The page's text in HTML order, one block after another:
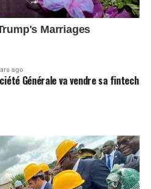
ago
Générale va vendre sa fintech